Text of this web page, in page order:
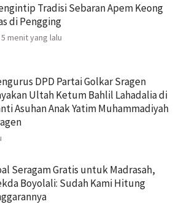
Tradisi Sebaran Apem Keong
di Pengging
5 menit yang lalu
DPD Partai Golkar Sragen
Ultah Ketum Bahlil Lahadalia di
Asuhan Anak Yatim Muhammadiyah
Seragam Gratis untuk Madrasah,
Boyolali: Sudah Kami Hitung